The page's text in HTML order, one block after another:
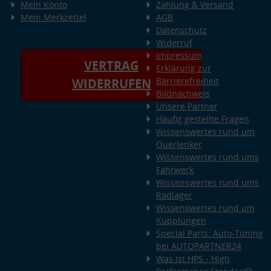
Mein Konto
Mein Merkzettel
VERTRAG
WIDERRUFEN
Zahlung & Versand
AGB
Datenschutz
Widerruf
Impressum
Erklärung zur
Barrierefreiheit
Bildnachweis
Unsere Partner
Häufig gestellte Fragen
Wissenswertes rund um
Querlenker
Wissenswertes rund ums
Fahrwerk
Wissenswertes rund ums
Radlager
Wissenswertes rund um
Kupplungen
Special Parts: Auto-Tuning
bei AUTOPARTNER24
Was ist HPS - High